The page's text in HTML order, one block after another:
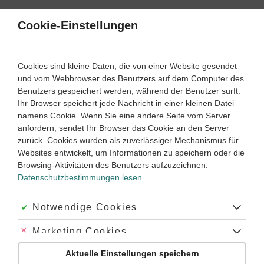
Direkt
Inhalt
Chemie 5. Klasse ‐ Abitur
Reinelemente
Chemische Elemente, die ausAtomenmit einheitlicher
Massenzahl bestehen. Sie umfassen die 20 Elemente
Aluminium,Arsen,Beryllium,Bismut, Caesium, Cobalt,
Fluor, Gold, Holmium,Iod, Mangan
Thulium und Yttrium.
Cookie-Einstellungen
Cookies sind kleine Daten, die von einer Website gesendet
und vom Webbrowser des Benutzers auf dem Computer des
Benutzers gespeichert werden, während der Benutzer surft.
Ihr Browser speichert jede Nachricht in einer kleinen Datei
namens Cookie. Wenn Sie eine andere Seite vom Server
anfordern, sendet Ihr Browser das Cookie an den Server
zurück. Cookies wurden als zuverlässiger Mechanismus für
Websites entwickelt, um Informationen zu speichern oder die
Browsing-Aktivitäten des Benutzers aufzuzeichnen.
Datenschutzbestimmungen lesen
Akzeptiert:
Notwendige Cookies
Abgelehnt:
Marketing Cookies
Abgelehnt:
Personalisierungs-Cookies
Aktuelle Einstellungen speichern